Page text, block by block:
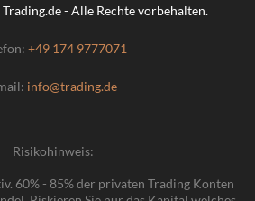
- Alle Rechte vorbehalten.
+49 174 9777071
info@trading.de
Risikohinweis:
60% - 85% der privaten Trading Konten